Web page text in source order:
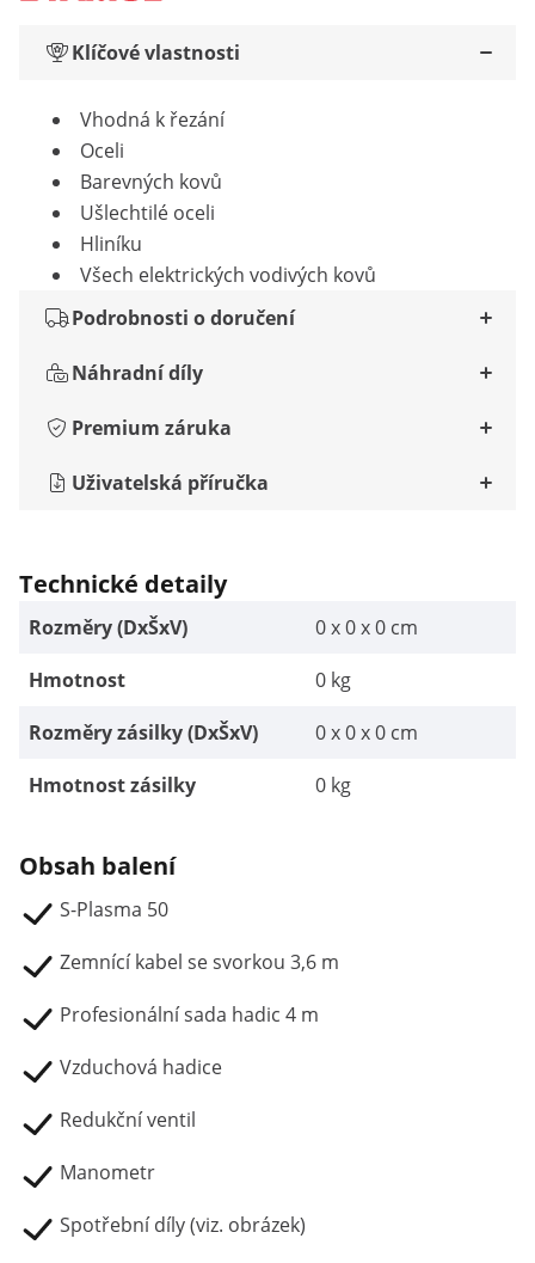
Klíčové vlastnosti
Vhodná k řezání
Oceli
Barevných kovů
Ušlechtilé oceli
Hliníku
Všech elektrických vodivých kovů
Podrobnosti o doručení
Náhradní díly
Premium záruka
Uživatelská příručka
Technické detaily
Rozměry (DxŠxV)
0 x 0 x 0 cm
Hmotnost
0 kg
Rozměry zásilky (DxŠxV)
0 x 0 x 0 cm
Hmotnost zásilky
0 kg
Obsah balení
S-Plasma 50
Zemnící kabel se svorkou 3,6 m
Profesionální sada hadic 4 m
Vzduchová hadice
Redukční ventil
Manometr
Spotřební díly (viz. obrázek)